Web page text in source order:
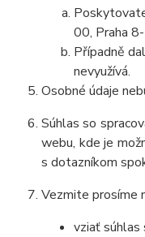
00, Praha
Případně
nevyužívá.
Osobné údaje
Súhlas so
webu, kde je
s dotazníkom
Vezmite prosíme
vziať súhlas